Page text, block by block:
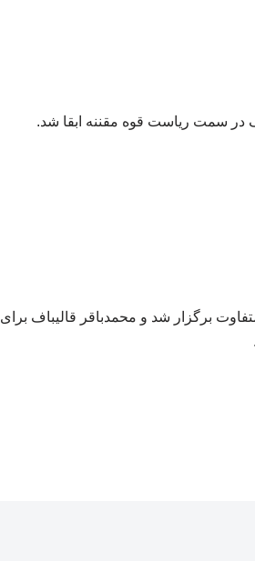
در سمت ریاست قوه مقننه ابقا شد.
برگزار شد و محمدباقر قالیباف برای